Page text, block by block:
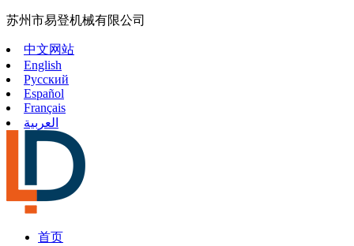
苏州市易登机械有限公司
中文网站
English
Русский
Español
Français
العربية
首页